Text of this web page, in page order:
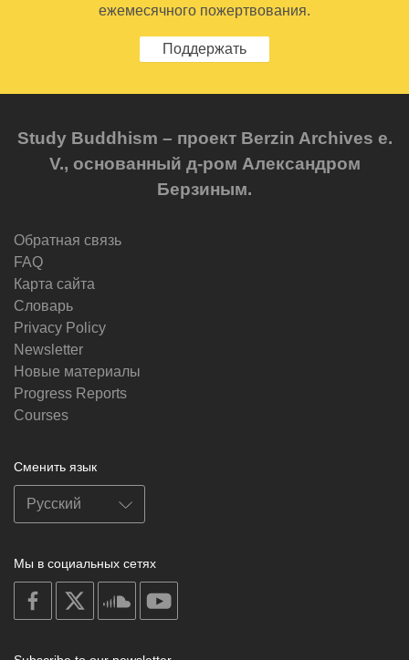
ежемесячного пожертвования.
Поддержать
Study Buddhism – проект Berzin Archives e.
V., основанный д-ром Александром
Берзиным.
Обратная связь
FAQ
Карта сайта
Словарь
Privacy Policy
Newsletter
Новые материалы
Progress Reports
Courses
Сменить язык
Мы в социальных сетях
on
facebook
soundcloud